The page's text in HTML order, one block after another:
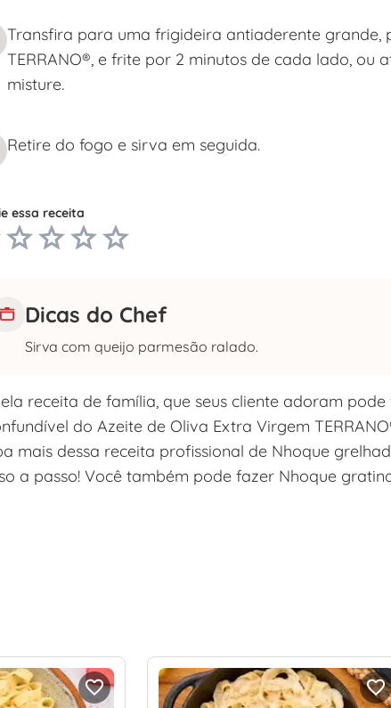
Transfira para uma frigideira antiaderente grande,
TERRANO®, e frite por 2 minutos de cada lado, ou
misture.
Retire do fogo e sirva em seguida.
essa receita
Dicas do Chef
Sirva com queijo parmesão ralado.
receita de família, que seus cliente adoram
do Azeite de Oliva Extra Virgem TERRANO
mais dessa receita profissional de Nhoque
a passo! Você também pode fazer Nhoque